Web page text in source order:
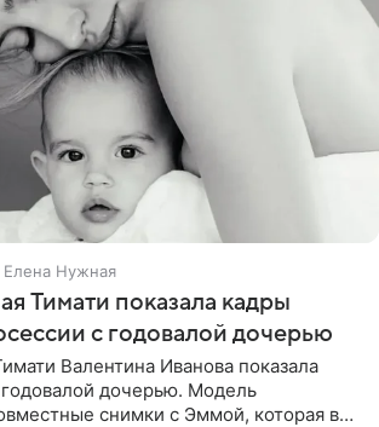
Елена Нужная
Тимати показала кадры
с годовалой дочерью
Валентина Иванова показала
дочерью. Модель
снимки с Эммой, которая в